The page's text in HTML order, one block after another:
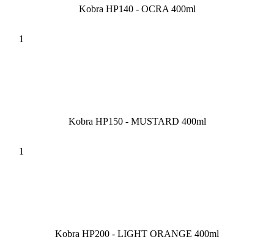
Kobra HP140 - OCRA 400ml
Kobra HP150 - MUSTARD 400ml
Kobra HP200 - LIGHT ORANGE 400ml